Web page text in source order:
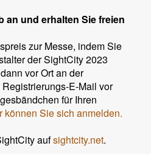
an und erhalten Sie freien
zur Messe, indem Sie
der SightCity 2023
vor Ort an der
E-Mail vor
für Ihren
können Sie sich anmelden.
aufsightcity.net.